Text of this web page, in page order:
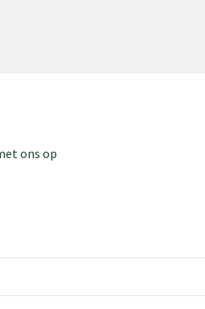
ons op